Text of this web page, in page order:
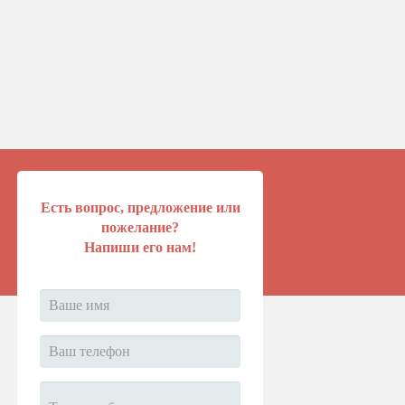
Есть вопрос, предложение или
пожелание?
Напиши его нам!